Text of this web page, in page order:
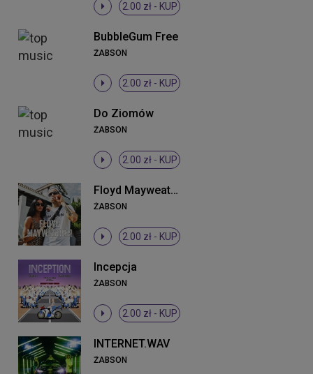
2.00 zł - KUP
BubbleGum Free
ŻABSON
2.00 zł - KUP
Do Ziomów
ŻABSON
2.00 zł - KUP
Floyd Mayweather
ŻABSON
2.00 zł - KUP
Incepcja
ŻABSON
2.00 zł - KUP
INTERNET.WAV
ŻABSON